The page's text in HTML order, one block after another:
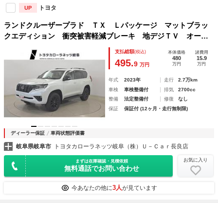
UP トヨタ
ランドクルーザープラド ＴＸ Ｌパッケージ マットブラッ
クエディション 衝突被害軽減ブレーキ 地デジＴＶ オート
エアコン アルミ セキュリティー ＬＥＤライト ＥＴＣ車
載器 電動パワーシート オートクルーズ キーレス 黒革シ
ート ＴＶ エアバック 横滑り防止 ＡＢＳ
支払総額(税込)
495.9 万円
本体価格
480
万円
諸費用
15.9
万円
年式 2023年 走行
2.7万km
車検
車検整備付 排気
2700cc
整備
法定整備付 修復
なし
保証
保証付 (12ヶ月・走行無制限)
ディーラー保証 車両状態評価書
岐阜県岐阜市 トヨタカローラネッツ岐阜（株）Ｕ－Ｃａｒ長良店
まずは在庫確認・見積依頼
無料通話でお問い合わせ
お気に入り
今あなたの他に3人が見ています